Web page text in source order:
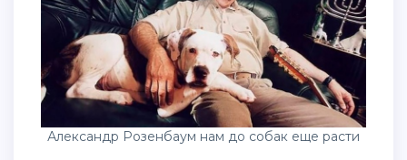
Александр Розенбаум нам до собак еще расти